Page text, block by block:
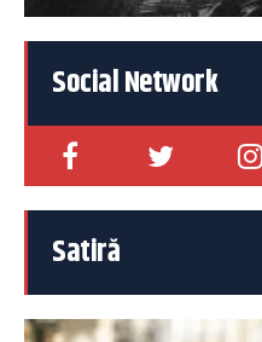
Social Network
Satiră